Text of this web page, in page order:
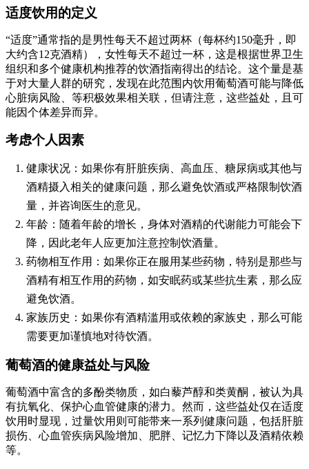
适度饮用的定义
“适度”通常指的是男性每天不超过两杯（每杯约150毫升，即
大约含12克酒精），女性每天不超过一杯，这是根据世界卫生
组织和多个健康机构推荐的饮酒指南得出的结论。这个量是基
于对大量人群的研究，发现在此范围内饮用葡萄酒可能与降低
心脏病风险、等积极效果相关联，但请注意，这些益处，且可
能因个体差异而异。
考虑个人因素
健康状况 ：如果你有肝脏疾病、高血压、糖尿病或其他与
酒精摄入相关的健康问题，那么避免饮酒或严格限制饮酒
量，并咨询医生的意见。
年龄 ：随着年龄的增长，身体对酒精的代谢能力可能会下
降，因此老年人应更加注意控制饮酒量。
药物相互作用 ：如果你正在服用某些药物，特别是那些与
酒精有相互作用的药物，如安眠药或某些抗生素，那么应
避免饮酒。
家族历史 ：如果你有酒精滥用或依赖的家族史，那么可能
需要更加谨慎地对待饮酒。
葡萄酒的健康益处与风险
葡萄酒中富含的多酚类物质，如白藜芦醇和类黄酮，被认为具
有抗氧化、保护心血管健康的潜力。然而，这些益处仅在适度
饮用时显现，过量饮用则可能带来一系列健康问题，包括肝脏
损伤、心血管疾病风险增加、肥胖、记忆力下降以及酒精依赖
等。